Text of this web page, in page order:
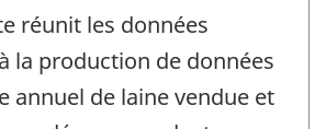
réunit les données
la production de données
annuel de laine vendue et